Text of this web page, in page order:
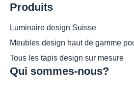
Produits
Luminaire design Suisse
Meubles design haut de gamme
Tous les tapis design sur mesure
Qui sommes-nous?